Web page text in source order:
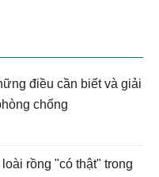
điều cần biết và giải
chống
rồng "có thật" trong